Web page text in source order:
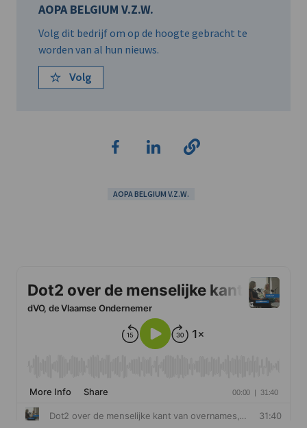
AOPA BELGIUM V.Z.W.
Volg dit bedrijf om op de hoogte gebracht te
worden van al hun nieuws.
Volg
AOPA BELGIUM V.Z.W.